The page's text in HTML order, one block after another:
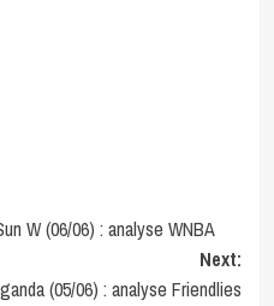
W (06/06) : analyse WNBA
Next:
(05/06) : analyse Friendlies